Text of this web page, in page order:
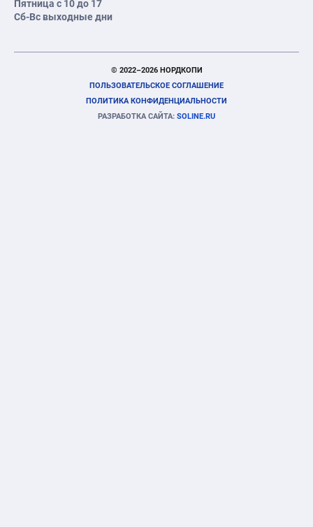
Пятница с 10 до 17
Сб-Вс выходные дни
© 2022–2026 НОРДКОПИ
ПОЛЬЗОВАТЕЛЬСКОЕ СОГЛАШЕНИЕ
ПОЛИТИКА КОНФИДЕНЦИАЛЬНОСТИ
РАЗРАБОТКА САЙТА: SOLINE.RU